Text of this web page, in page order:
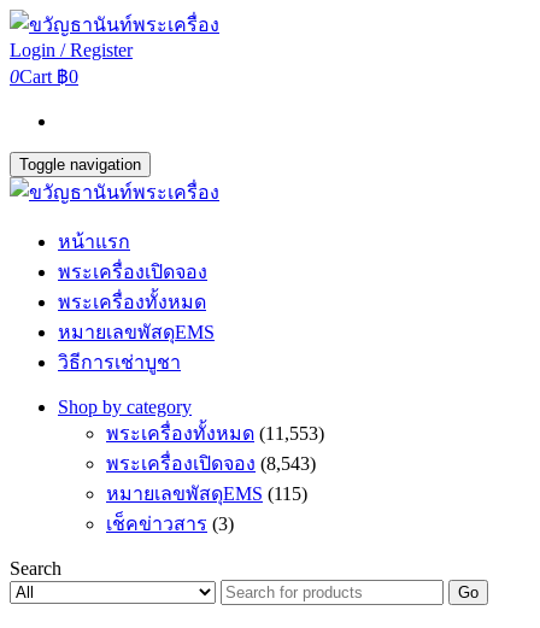
Login / Register
0Cart ฿0
Toggle navigation
หน้าแรก
พระเครื่องเปิดจอง
พระเครื่องทั้งหมด
หมายเลขพัสดุEMS
วิธีการเช่าบูชา
Shop by category
พระเครื่องทั้งหมด (11,553)
พระเครื่องเปิดจอง (8,543)
หมายเลขพัสดุEMS (115)
เช็คข่าวสาร (3)
Search
Go